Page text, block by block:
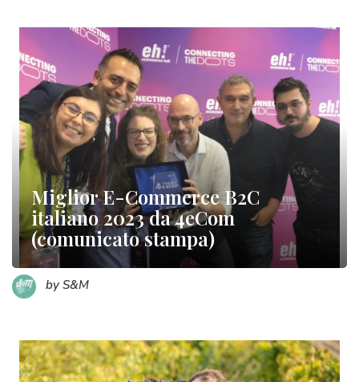
Miglior E-Commerce B2C
italiano 2023 da 4eCom
(comunicato stampa)
by S&M